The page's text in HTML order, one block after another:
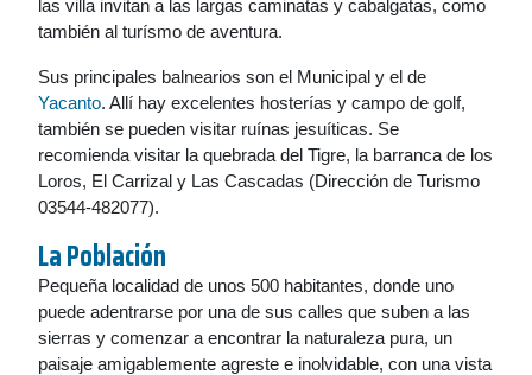
las villa invitan a las largas caminatas y cabalgatas, como
también al turísmo de aventura.
Sus principales balnearios son el Municipal y el de
Yacanto. Allí hay excelentes hosterías y campo de golf,
también se pueden visitar ruínas jesuíticas. Se
recomienda visitar la quebrada del Tigre, la barranca de los
Loros, El Carrizal y Las Cascadas (Dirección de Turismo
03544-482077).
La Población
Pequeña localidad de unos 500 habitantes, donde uno
puede adentrarse por una de sus calles que suben a las
sierras y comenzar a encontrar la naturaleza pura, un
paisaje amigablemente agreste e inolvidable, con una vista